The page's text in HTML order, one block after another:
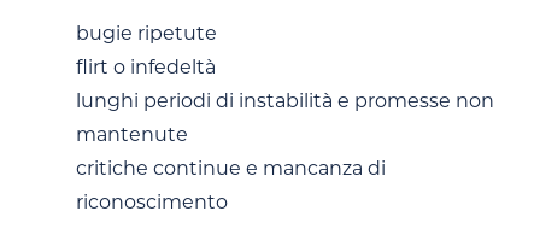
bugie ripetute
flirt o infedeltà
lunghi periodi di instabilità e promesse non
mantenute
critiche continue e mancanza di
riconoscimento